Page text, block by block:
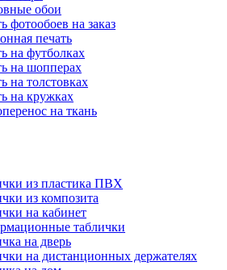
обои
фотообоев на заказ
печать
на футболках
на шопперах
на толстовках
на кружках
на ткань
из пластика ПВХ
из композита
на кабинет
таблички
на дверь
на дистанционных держателях